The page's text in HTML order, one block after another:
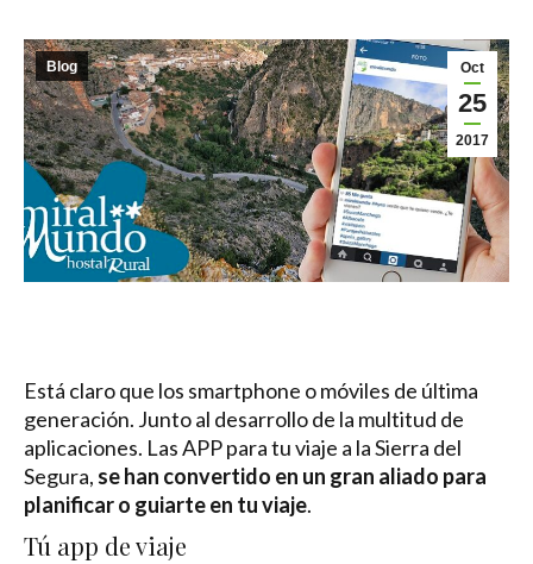
Oct
25
2017
Blog
Está claro que los smartphone o móviles de última
generación. Junto al desarrollo de la multitud de
aplicaciones. Las APP para tu viaje a la Sierra del
Segura, se han convertido en un gran aliado para
planificar o guiarte en tu viaje.
Tú app de viaje